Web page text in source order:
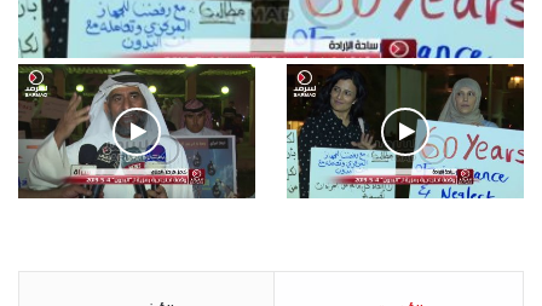
فيديو
.وقفة احتجاجية رمزية لـ”#البدون” في ساحة الإرادة 4-5-2019.
الأحد 5 مايو 2019
5-2019.
نبيع مخدرات يعني ولا خمر؟!.